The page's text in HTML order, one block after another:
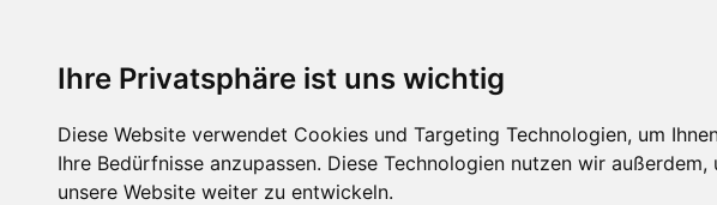
Ihre Privatsphäre ist uns wichtig
Diese Website verwendet Cookies und Targeting Technologien, um
Ihre Bedürfnisse anzupassen. Diese Technologien nutzen wir
unsere Website weiter zu entwickeln.